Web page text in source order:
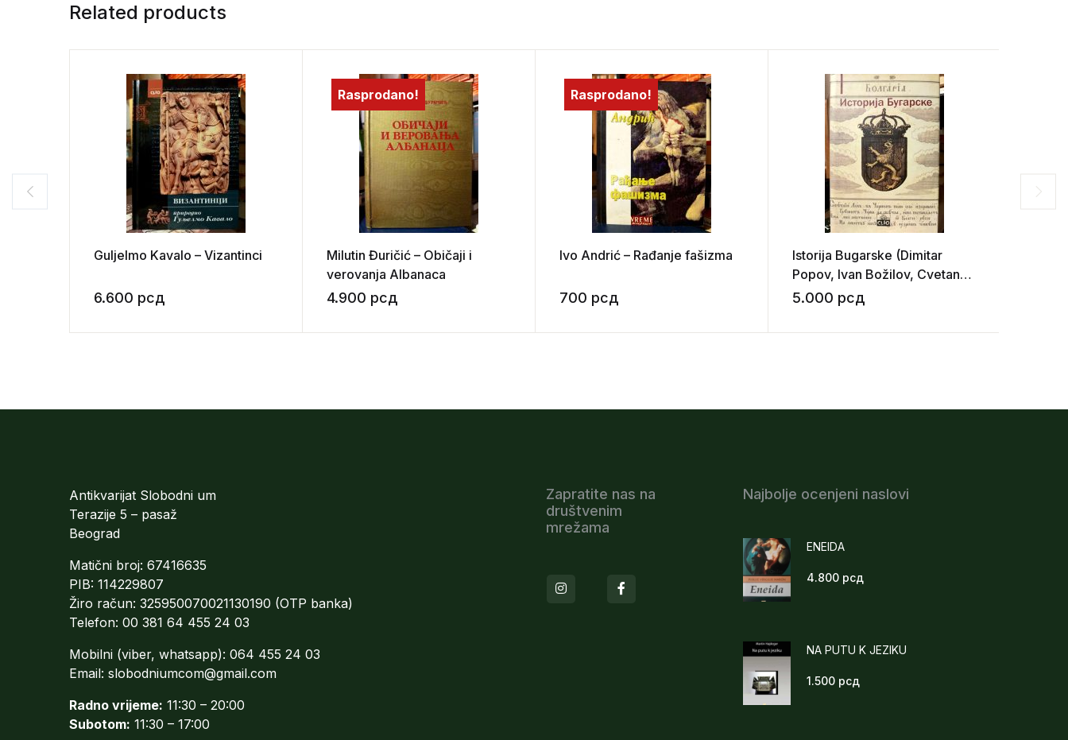
Related products
Guljelmo Kavalo – Vizantinci
6.600 рсд
Rasprodano!
Milutin Đuričić – Običaji i
verovanja Albanaca
4.900 рсд
Rasprodano!
Ivo Andrić – Rađanje fašizma
700 рсд
Istorija Bugarske (Dimitar
Popov, Ivan Božilov, Cvetana
Georgijeva, Konstantin Kosev,
5.000 рсд
Antikvarijat Slobodni um
Terazije 5 – pasaž
Beograd
Matični broj: 67416635
PIB: 114229807
Žiro račun: 325950070021130190 (OTP banka)
Telefon: 00 381 64 455 24 03
Mobilni (viber, whatsapp): 064 455 24 03
Email: slobodniumcom@gmail.com
Radno vrijeme: 11:30 – 20:00
Subotom: 11:30 – 17:00
Zapratite nas na
društvenim
mrežama
Instagram
Najbolje ocenjeni naslovi
ENEIDA
4.800 рсд
NA PUTU K JEZIKU
1.500 рсд